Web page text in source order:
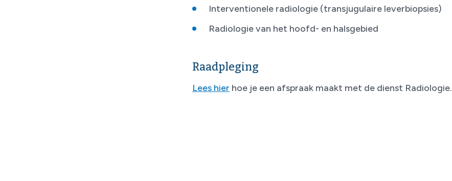
Interventionele radiologie (transjugulaire leverbiopsies)
Radiologie van het hoofd- en halsgebied
Raadpleging
Lees hier hoe je een afspraak maakt met de dienst Radiologie.